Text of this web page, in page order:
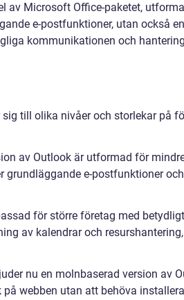
av Microsoft Office-paketet,
e-postfunktioner, utan också
kommunikationen och
till olika nivåer och storlekar på
av Outlook är utformad för
grundläggande e-postfunktioner och
för större företag med
av kalendrar och
nu en molnbaserad version av
webben utan att behöva